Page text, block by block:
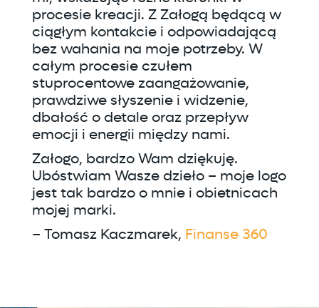
procesie kreacji. Z Załogą będącą w
ciągłym kontakcie i odpowiadającą
bez wahania na moje potrzeby. W
całym procesie czułem
stuprocentowe zaangażowanie,
prawdziwe słyszenie i widzenie,
dbałość o detale oraz przepływ
emocji i energii między nami.
Załogo, bardzo Wam dziękuję.
Ubóstwiam Wasze dzieło – moje logo
jest tak bardzo o mnie i obietnicach
mojej marki.
– Tomasz Kaczmarek, Finanse 360